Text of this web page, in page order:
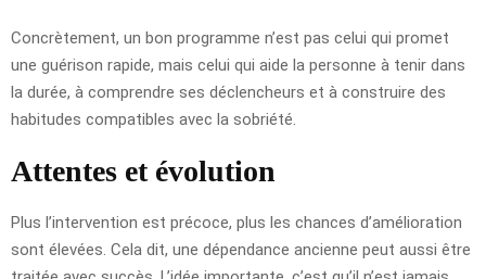
Concrètement, un bon programme n’est pas celui qui promet
une guérison rapide, mais celui qui aide la personne à tenir dans
la durée, à comprendre ses déclencheurs et à construire des
habitudes compatibles avec la sobriété.
Attentes et évolution
Plus l’intervention est précoce, plus les chances d’amélioration
sont élevées. Cela dit, une dépendance ancienne peut aussi être